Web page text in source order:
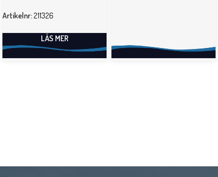
Artikelnr:211326
LÄS MER